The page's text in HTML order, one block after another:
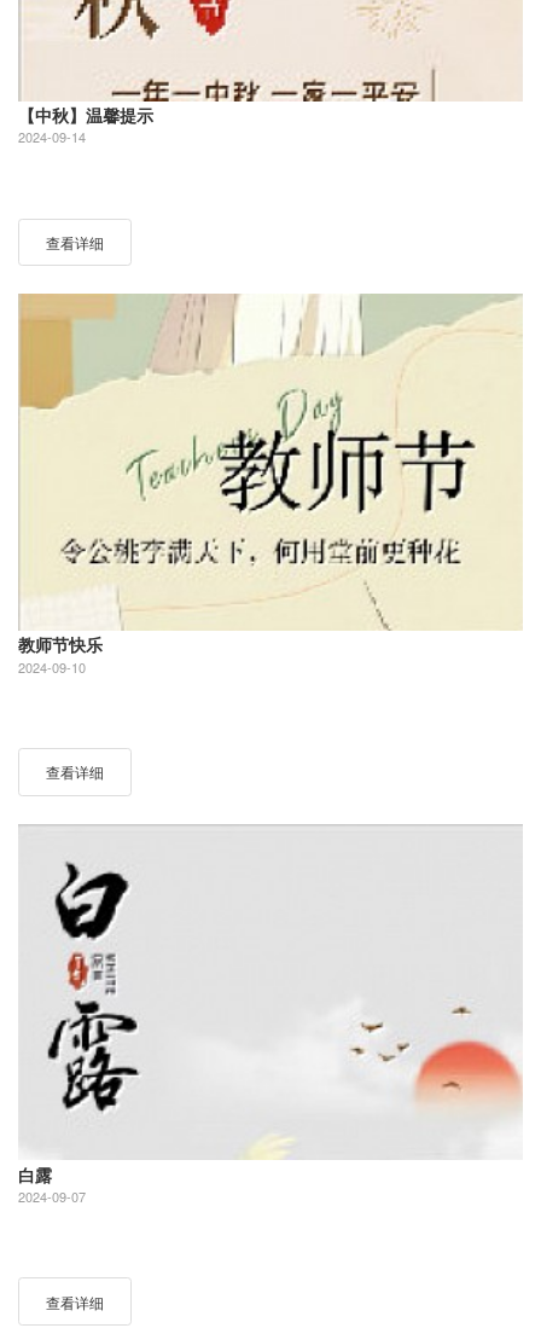
【中秋】温馨提示
2024-09-14
查看详细
教师节快乐
2024-09-10
查看详细
白露
2024-09-07
查看详细